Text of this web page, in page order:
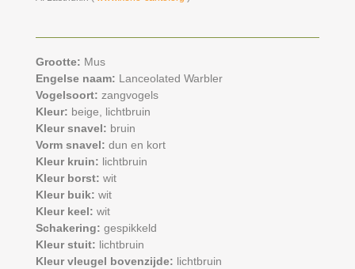
Grootte: Mus
Engelse naam: Lanceolated Warbler
Vogelsoort: zangvogels
Kleur: beige,
lichtbruin
Kleur snavel: bruin
Vorm snavel: dun en kort
Kleur kruin: lichtbruin
Kleur borst: wit
Kleur buik: wit
Kleur keel: wit
Schakering: gespikkeld
Kleur stuit: lichtbruin
Kleur vleugel bovenzijde: lichtbruin